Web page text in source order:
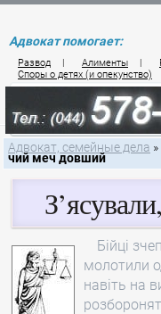
Адвокат помогает:
Развод | Алименты |
Споры о детях (и опекунство)
Цены на услуги по
Контакты семейного
Адвокат, семейные дела »
чий меч довший
Бійці
молотили
навіть на